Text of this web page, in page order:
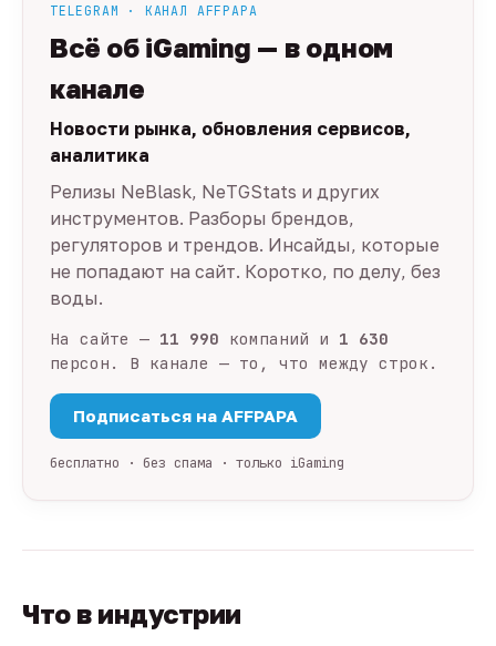
TELEGRAM · КАНАЛ AFFPAPA
Всё об iGaming — в одном
канале
Новости рынка, обновления сервисов,
аналитика
Релизы NeBlask, NeTGStats и других
инструментов. Разборы брендов,
регуляторов и трендов. Инсайды, которые
не попадают на сайт. Коротко, по делу, без
воды.
На сайте — 11 990 компаний и 1 630
персон. В канале — то, что между строк.
Подписаться на AFFPAPA
бесплатно · без спама · только iGaming
Что в индустрии